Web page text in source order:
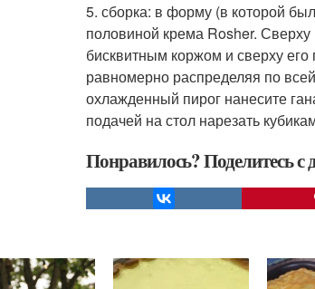
5. сборка: в форму (в которой
половиной крема Rosher.
бисквитным коржом и сверху
равномерно распределяя по
охлажденный пирог нанесите
подачей на стол нарезать
Понравилось? Поделитесь с